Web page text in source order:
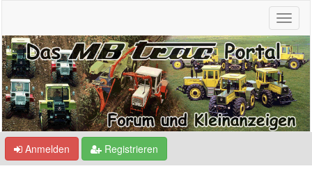
Anmelden Registrieren